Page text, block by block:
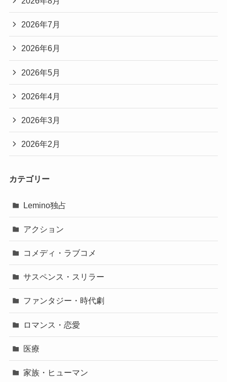
2026年7月
2026年6月
2026年5月
2026年4月
2026年3月
2026年2月
カテゴリー
Lemino独占
アクション
コメディ・ラブコメ
サスペンス・スリラー
ファンタジー・時代劇
ロマンス・恋愛
医療
家族・ヒューマン